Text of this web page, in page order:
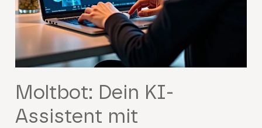
Moltbot: Dein KI-
Assistent mit